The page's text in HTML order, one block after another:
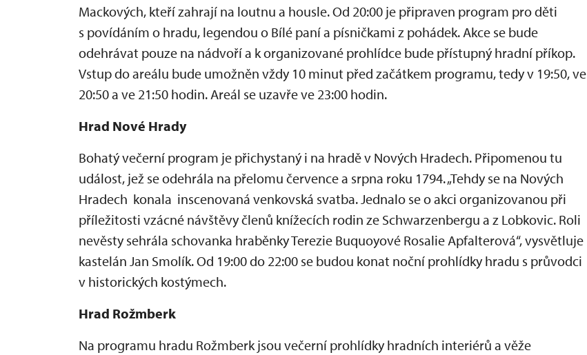
Mackových, kteří zahrají na loutnu a housle. Od 20:00 je připraven program pro děti
s povídáním o hradu, legendou o Bílé paní a písničkami z pohádek. Akce se bude
odehrávat pouze na nádvoří a k organizované prohlídce bude přístupný hradní příkop.
Vstup do areálu bude umožněn vždy 10 minut před začátkem programu, tedy v 19:50, ve
20:50 a ve 21:50 hodin. Areál se uzavře ve 23:00 hodin.
Hrad Nové Hrady
Bohatý večerní program je přichystaný i na hradě v Nových Hradech. Připomenou tu
událost, jež se odehrála na přelomu července a srpna roku 1794. „Tehdy se na Nových
Hradech konala inscenovaná venkovská svatba. Jednalo se o akci organizovanou při
příležitosti vzácné návštěvy členů knížecích rodin ze Schwarzenbergu a z Lobkovic. Roli
nevěsty sehrála schovanka hraběnky Terezie Buquoyové Rosalie Apfalterová“, vysvětluje
kastelán Jan Smolík. Od 19:00 do 22:00 se budou konat noční prohlídky hradu s průvodci
v historických kostýmech.
Hrad Rožmberk
Na programu hradu Rožmberk jsou večerní prohlídky hradních interiérů a věže